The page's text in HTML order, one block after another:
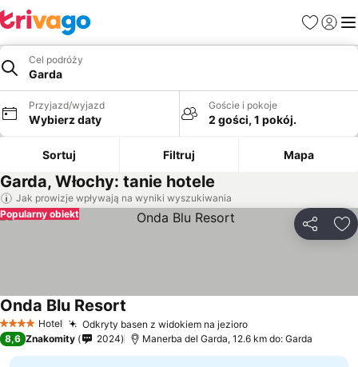
Ulubione
Cel podróży
Garda
Przyjazd/wyjazd
Wybierz daty
Goście i pokoje
2 gości, 1 pokój.
Sortuj Filtruj Mapa
Garda, Włochy: tanie hotele
Jak prowizje wpływają na wyniki wyszukiwania
Popularny obiekt
4 KategoriaHotel Odkryty basen z widokiem na jezioro
Onda Blu Resort
8,6 Znakomity 2024 Manerba del Garda, 12.6 km do: Garda